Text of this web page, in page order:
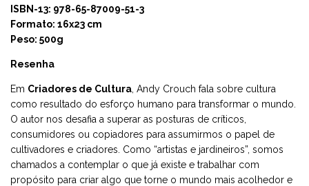
ISBN-13: 978-65-87009-51-3
Formato: 16x23 cm
Peso: 500g
Resenha
Em Criadores de Cultura , Andy Crouch fala sobre cultura
como resultado do esforço humano para transformar o mundo.
O autor nos desafia a superar as posturas de críticos,
consumidores ou copiadores para assumirmos o papel de
cultivadores e criadores. Como “artistas e jardineiros”, somos
chamados a contemplar o que já existe e trabalhar com
propósito para criar algo que torne o mundo mais acolhedor e